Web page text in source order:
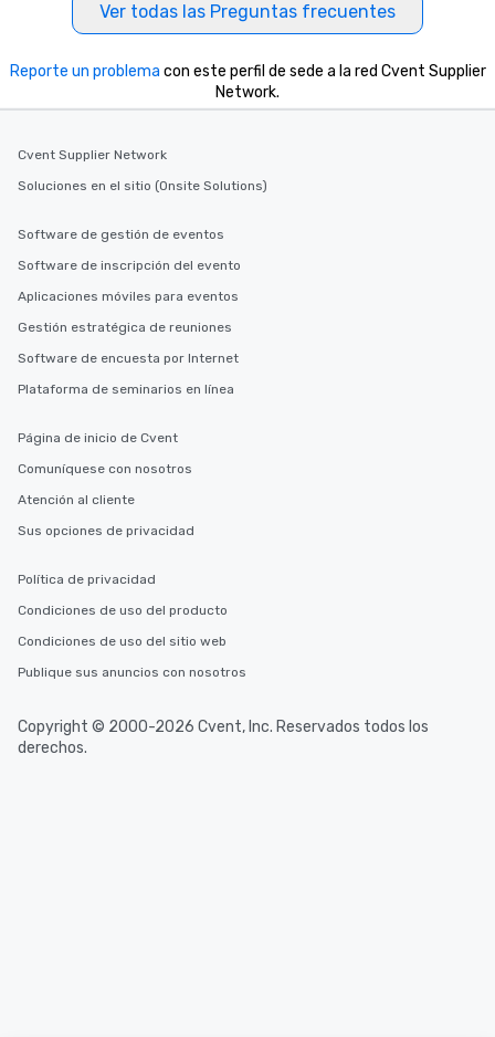
Ver todas las Preguntas frecuentes
Reporte un problema con este perfil de sede a la red Cvent Supplier
Network.
Cvent Supplier Network
Soluciones en el sitio (Onsite Solutions)
Software de gestión de eventos
Software de inscripción del evento
Aplicaciones móviles para eventos
Gestión estratégica de reuniones
Software de encuesta por Internet
Plataforma de seminarios en línea
Página de inicio de Cvent
Comuníquese con nosotros
Atención al cliente
Sus opciones de privacidad
Política de privacidad
Condiciones de uso del producto
Condiciones de uso del sitio web
Publique sus anuncios con nosotros
Copyright © 2000-2026 Cvent, Inc. Reservados todos los
derechos.